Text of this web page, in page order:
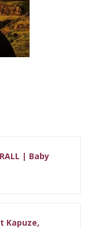
| Baby
Kapuze,